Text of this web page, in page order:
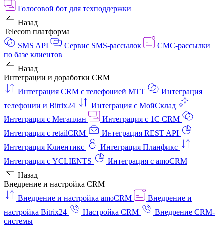
Голосовой бот для техподдержки
Назад
Telecom платформа
SMS API
Сервис SMS-рассылок
СМС-рассылки
по базе клиентов
Назад
Интеграции и доработки CRM
Интеграция CRM с телефонией МТТ
Интеграция
телефонии и Bitrix24
Интеграция с МойСклад
Интеграция с Мегаплан
Интеграция с 1C CRM
Интеграция с retailCRM
Интеграция REST API
Интеграция Клиентикс
Интеграция Планфикс
Интеграция с YCLIENTS
Интеграция с amoCRM
Назад
Внедрение и настройка CRM
Внедрение и настройка amoCRM
Внедрение и
настройка Bitrix24
Настройка CRM
Внедрение CRM-
системы